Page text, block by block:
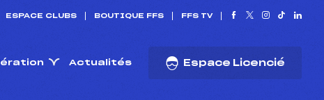
ESPACE CLUBS BOUTIQUE FFS FFS TV
Actualités Espace Licencié